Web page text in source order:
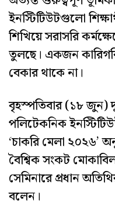
ইনস্টিটিউটগুলো
শিখিয়ে সরাসরি
তুলছে। একজন
বেকার থাকে না।
বৃহস্পতিবার (১৮ জুন)
পলিটেকনিক
‘চাকরি মেলা ২০২৬’
বৈশ্বিক সংকট
সেমিনারে প্রধান
বলেন।